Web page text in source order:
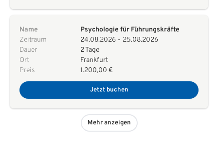
Name
Psychologie für Führungskräfte
Zeitraum
24.08.2026 - 25.08.2026
Dauer
2 Tage
Ort
Frankfurt
Preis
1.200,00 €
Jetzt buchen
Mehr anzeigen